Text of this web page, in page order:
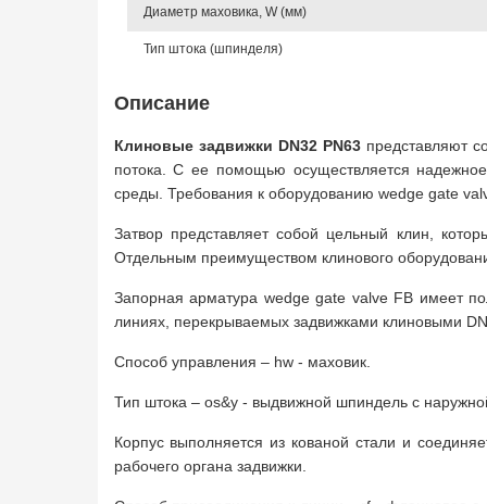
Диаметр маховика, W (мм)
Тип штока (шпинделя)
Описание
Клиновые задвижки DN32 PN63 представляют
потока. С ее помощью осуществляется
среды. Требования к оборудованию wedge gate
Затвор представляет собой цельный клин,
Отдельным преимуществом клинового
Запорная арматура wedge gate valve FB имеет
линиях, перекрываемых задвижками клиновыми
Способ управления – hw - маховик.
Тип штока – os&y - выдвижной шпиндель с
Корпус выполняется из кованой стали и
рабочего органа задвижки.